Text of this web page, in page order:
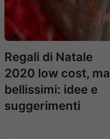
Regali di Natale
2020 low cost, ma
bellissimi: idee e
suggerimenti